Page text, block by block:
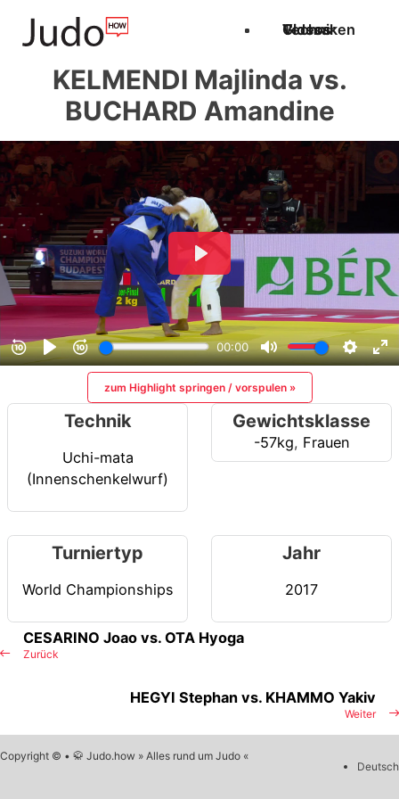
Techniken
Videos
Glossar
KELMENDI Majlinda vs.
BUCHARD Amandine
zum Highlight springen / vorspulen »
Technik
Uchi-mata
(Innenschenkelwurf)
Gewichtsklasse
-57kg, Frauen
Turniertyp
World Championships
Jahr
2017
Zurück
CESARINO Joao vs. OTA Hyoga
Weiter
HEGYI Stephan vs. KHAMMO Yakiv
Copyright © • 🥋 Judo.how » Alles rund um Judo «
Deutsch